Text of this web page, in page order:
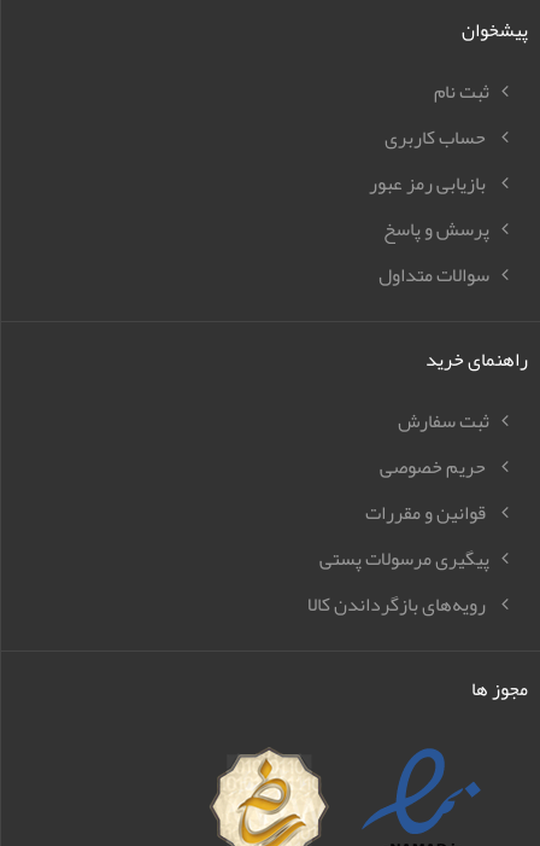
پیشخوان
ثبت نام
حساب کاربری
بازیابی رمز عبور
پرسش و پاسخ
سوالات متداول
راهنمای خرید
ثبت سفارش
حریم خصوصی
قوانین و مقررات
پیگیری مرسولات پستی
رویه‌های بازگرداندن کالا
مجوز ها